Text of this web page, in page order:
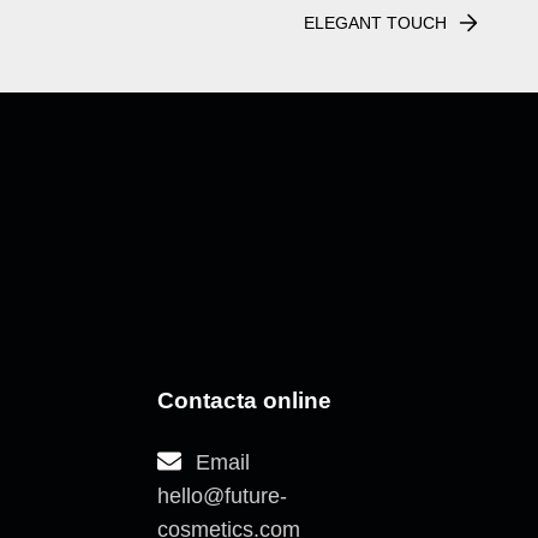
ELEGANT TOUCH
Contacta online
Email
hello@future-
cosmetics.com